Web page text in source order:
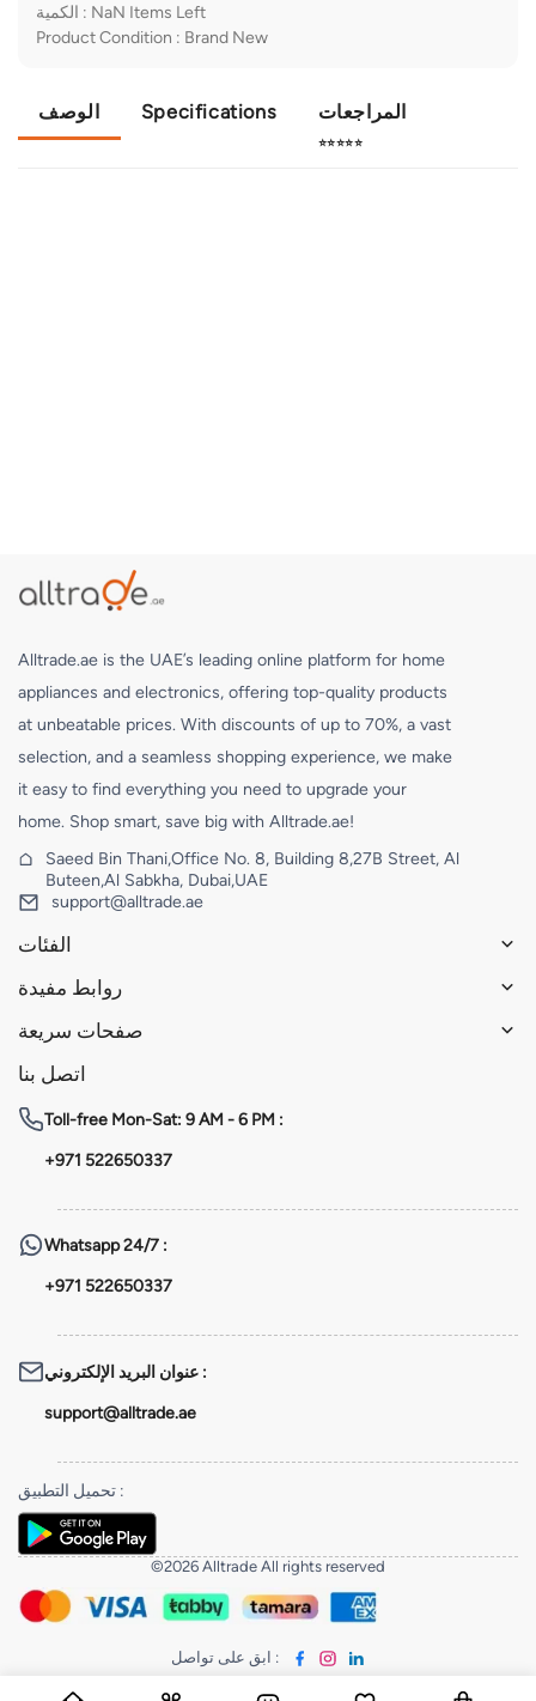
الكمية : NaN Items Left
Product Condition : Brand New
الوصف Specifications المراجعات
⭐⭐⭐⭐⭐
Alltrade.ae is the UAE’s leading online platform for home
appliances and electronics, offering top-quality products
at unbeatable prices. With discounts of up to 70%, a vast
selection, and a seamless shopping experience, we make
it easy to find everything you need to upgrade your
home. Shop smart, save big with Alltrade.ae!
Saeed Bin Thani,Office No. 8, Building 8,27B Street, Al
Buteen,Al Sabkha, Dubai,UAE
support@alltrade.ae
الفئات
روابط مفيدة
صفحات سريعة
اتصل بنا
Toll-free Mon-Sat: 9 AM - 6 PM :
+971 522650337
Whatsapp24/7 :
+971 522650337
عنوان البريد الإلكتروني :
support@alltrade.ae
تحميل التطبيق :
©2026 Alltrade All rights reserved
ابق على تواصل :